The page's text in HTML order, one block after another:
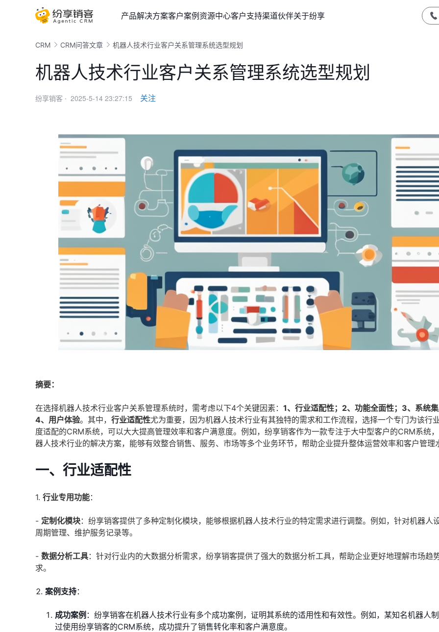
产品解决方案客户案例资源中心客户支持渠道伙伴关于纷享
CRM CRM问答文章 机器人技术行业客户关系管理系统选型规划
机器人技术行业客户关系管理系统选型规划
纷享销客 · 2025-5-14 23:27:15 关注
摘要：
在选择机器人技术行业客户关系管理系统时，需考虑以下4个关键因素： 1、行业适配性；2、功能全面性；3、系统集
4、用户体验。其中， 行业适配性尤为重要，因为机器人技术行业有其独特的需求和工作流程，选择一个专门为该行
度适配的CRM系统，可以大大提高管理效率和客户满意度。例如，纷享销客作为一款专注于大中型客户的CRM系统
器人技术行业的解决方案，能够有效整合销售、服务、市场等多个业务环节，帮助企业提升整体运营效率和客户管理
一、行业适配性
1. 行业专用功能：
- 定制化模块：纷享销客提供了多种定制化模块，能够根据机器人技术行业的特定需求进行调整。例如，针对机器人
周期管理、维护服务记录等。
- 数据分析工具：针对行业内的大数据分析需求，纷享销客提供了强大的数据分析工具，帮助企业更好地理解市场趋
求。
案例支持：
成功案例 ：纷享销客在机器人技术行业有多个成功案例，证明其系统的适用性和有效性。例如，某知名机器人
过使用纷享销客的CRM系统，成功提升了销售转化率和客户满意度。